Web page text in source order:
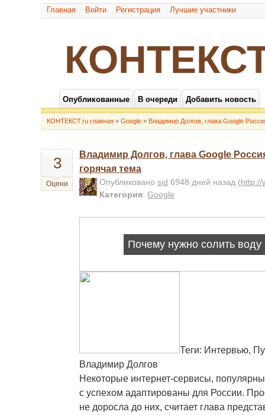
Главная Войти Регистрация Лучшие участники
Опубликованные В очереди Добавить новость
КОНТЕКСТ.ru главная » Google » Владимир Долгов, глава Google
3
Оцени
Владимир Долгов, глава Google
горячая тема
Опубликовано sid 6948 дней назад (http://
Категория: Google
Теги: Интервью,
Владимир Долгов
Некоторые интернет-сервисы,
с успехом адаптированы для России.
не доросла до них, считает глава